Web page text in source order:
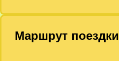
Маршрут поездки